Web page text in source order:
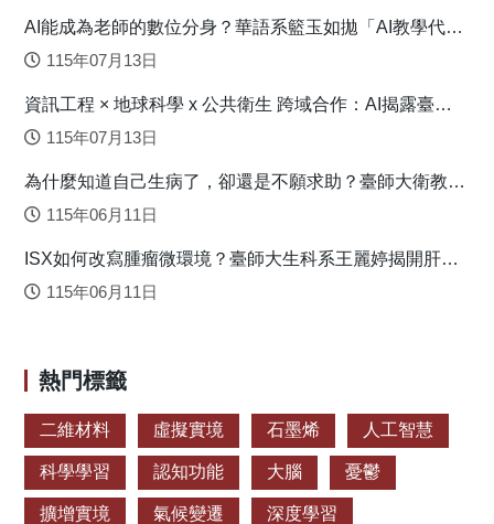
AI能成為老師的數位分身？華語系籃玉如拋「AI教學代理
人」新模式
115年07月13日
資訊工程 × 地球科學 x 公共衛生 跨域合作：AI揭露臺灣
心血管疾病高風險環境型態
115年07月13日
為什麼知道自己生病了，卻還是不願求助？臺師大衛教系
連盈如揭心理健康求助關鍵
115年06月11日
ISX如何改寫腫瘤微環境？臺師大生科系王麗婷揭開肝癌
免疫逃脫機制
115年06月11日
熱門標籤
二維材料 虛擬實境 石墨烯 人工智慧
科學學習 認知功能 大腦 憂鬱
擴增實境 氣候變遷 深度學習